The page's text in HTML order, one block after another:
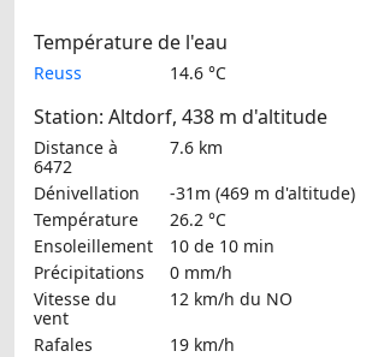
Température de l'eau
Reuss 14.6 °C
Station: Altdorf, 438 m d'altitude
Distance à
6472
7.6 km
Dénivellation
-31m (469 m d'altitude)
Température
26.2 °C
Ensoleillement
10 de 10 min
Précipitations
0 mm/h
Vitesse du
vent
12 km/h du NO
Rafales
19 km/h